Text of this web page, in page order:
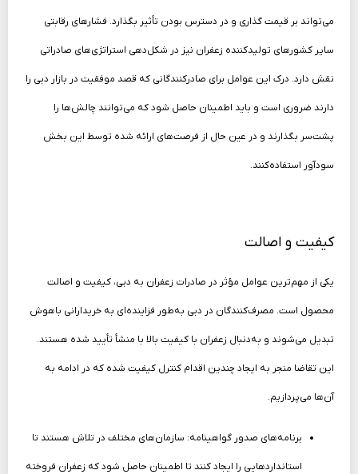
می‌تواند بر قیمت گذاری و در دسترس بودن تأثیر بگذارد. فشارهای رقابتی
سایر کشورهای تولیدکننده زعفران نیز در شکل‌دهی استراتژی‌های صادراتی
نقش دارد. درک این عوامل برای صادرکنندگانی که قصد موفقیت در بازار دبی را
دارند ضروری است و باید اطمینان حاصل شود که می‌توانند چالش‌ها را
پشت‌سر بگذارند و در عین حال از فرصت‌های ارائه شده توسط این بخش
سودآور استفاده‌کنند.
کیفیت و اصالت
یکی از مهم‌ترین عوامل مؤثر در صادرات زعفران به دبی، کیفیت و اصالت
محصول است. مصرف‌کنندگان در دبی به‌طور فزاینده‌ای به خریدارانی باهوش
تبدیل می‌شوند و به‌دنبال زعفران با کیفیت بالا با منشأ تأیید شده هستند.
این تقاضا منجر به ایجاد چندین اقدام کنترل کیفیت شده که در ادامه به
آن‌ها می‌پردازیم.
برنامه‌های صدور گواهینامه: سازمان‌های مختلف در تلاش هستند تا
استانداردهایی را ایجاد کنند تا اطمینان حاصل شود که زعفران فروخته